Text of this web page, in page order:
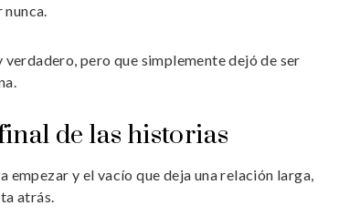
pero que simplemente dejó de ser
de las historias
empezar y el vacío que deja una relación larga,
atrás.